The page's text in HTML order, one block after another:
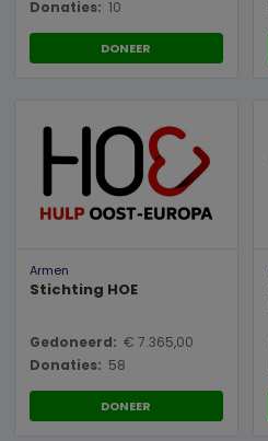
Donaties: 10
DONEER
Armen
Stichting HOE
Gedoneerd: € 7.365,00
Donaties: 58
DONEER